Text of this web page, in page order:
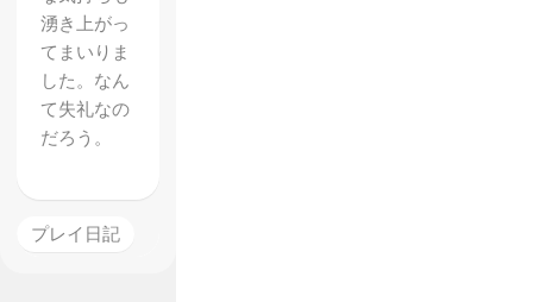
湧き上がっ
てまいりま
した。なん
て失礼なの
だろう。
プレイ日記